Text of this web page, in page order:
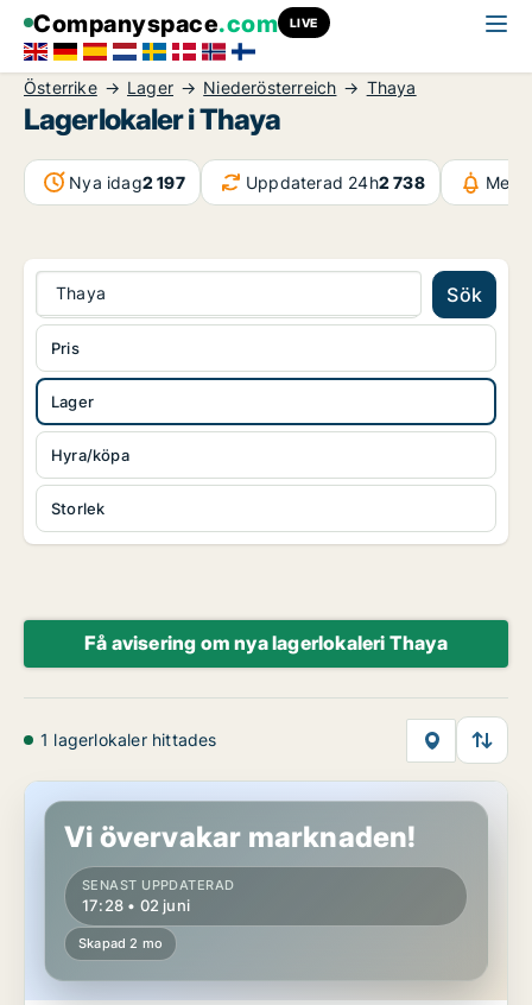
Companyspace.com LIVE
Österrike Lager Niederösterreich Thaya
Lagerlokaler i Thaya
Nya idag2 197 Uppdaterad 24h2 738
Thaya Sök
Lager
Hyra/köpa
Storlek
Pris
Få avisering om nya lagerlokaleri Thaya
1 lagerlokaler hittades
Lager i Thaya, Niederösterreich
Vi övervakar marknaden!
SENAST UPPDATERAD
17:28 • 02 juni
Skapad 2 mo